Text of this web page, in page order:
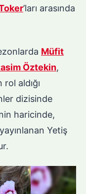
’ları arasında
Müfit
Öztekin,
aldığı
dizisinde
haricinde,
Yetiş